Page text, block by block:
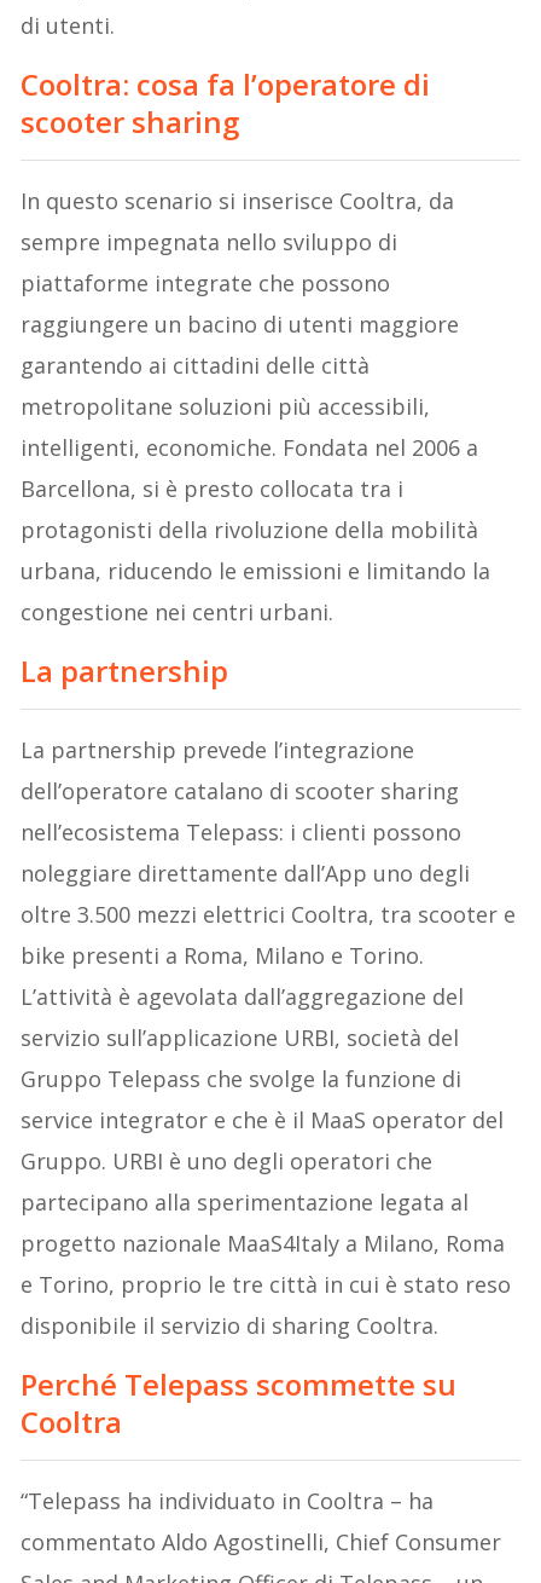
di utenti.
Cooltra: cosa fa l’operatore di
scooter sharing
In questo scenario si inserisce Cooltra, da
sempre impegnata nello sviluppo di
piattaforme integrate che possono
raggiungere un bacino di utenti maggiore
garantendo ai cittadini delle città
metropolitane soluzioni più accessibili,
intelligenti, economiche. Fondata nel 2006 a
Barcellona, si è presto collocata tra i
protagonisti della rivoluzione della mobilità
urbana, riducendo le emissioni e limitando la
congestione nei centri urbani.
La partnership
La partnership prevede l’integrazione
dell’operatore catalano di scooter sharing
nell’ecosistema Telepass: i clienti possono
noleggiare direttamente dall’App uno degli
oltre 3.500 mezzi elettrici Cooltra, tra scooter e
bike presenti a Roma, Milano e Torino.
L’attività è agevolata dall’aggregazione del
servizio sull’applicazione URBI, società del
Gruppo Telepass che svolge la funzione di
service integrator e che è il MaaS operator del
Gruppo. URBI è uno degli operatori che
partecipano alla sperimentazione legata al
progetto nazionale MaaS4Italy a Milano, Roma
e Torino, proprio le tre città in cui è stato reso
disponibile il servizio di sharing Cooltra.
Perché Telepass scommette su
Cooltra
“Telepass ha individuato in Cooltra – ha
commentato Aldo Agostinelli, Chief Consumer